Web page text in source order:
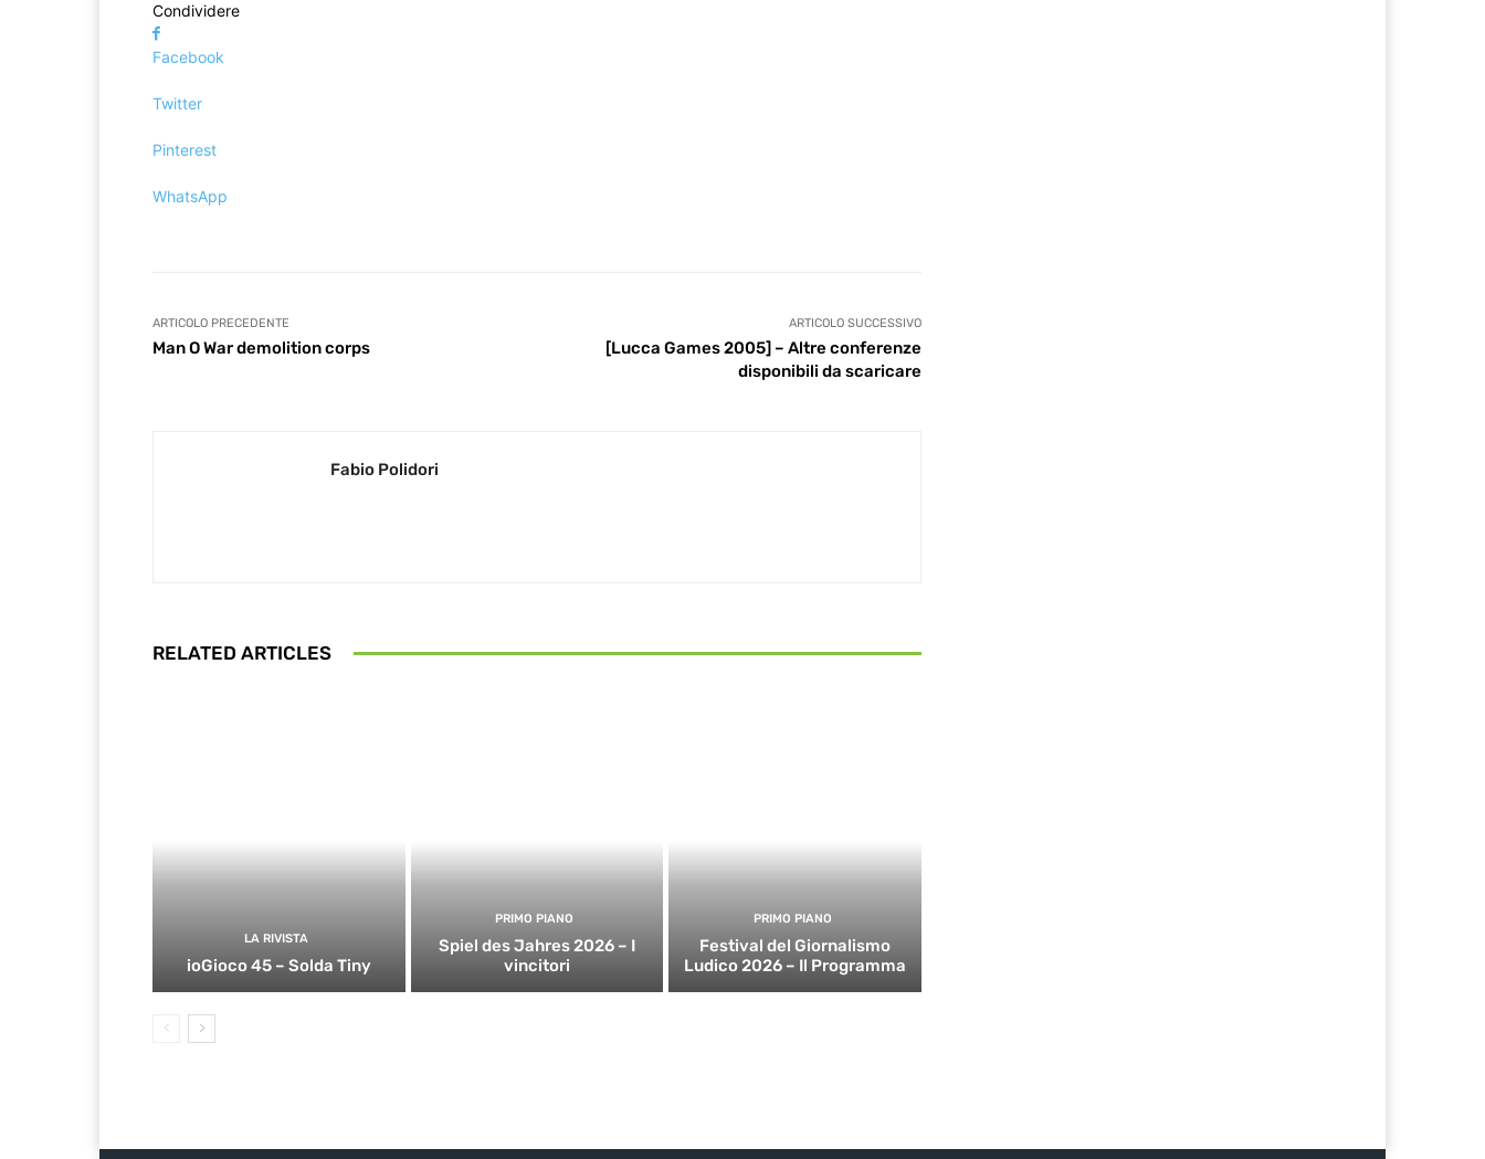
Condividere
Facebook
Twitter
Pinterest
WhatsApp
ARTICOLO PRECEDENTE
Man O War demolition corps
ARTICOLO SUCCESSIVO
[Lucca Games 2005] – Altre conferenze
disponibili da scaricare
Fabio Polidori
RELATED ARTICLES
LA RIVISTA
ioGioco 45 – Solda Tiny
PRIMO PIANO
Spiel des Jahres 2026 – I
vincitori
PRIMO PIANO
Festival del Giornalismo
Ludico 2026 – Il Programma